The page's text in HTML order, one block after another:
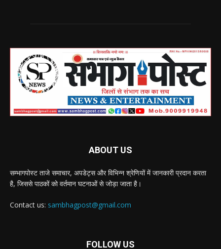
ABOUT US
सम्भागपोस्ट ताजे समाचार, अपडेट्स और विभिन्न श्रेणियों में जानकारी प्रदान करता
है, जिससे पाठकों को वर्तमान घटनाओं से जोड़ा जाता है।
Contact us: sambhagpost@gmail.com
FOLLOW US